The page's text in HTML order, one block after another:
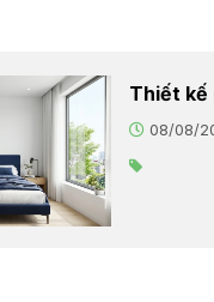
Thiết kế
08/08/